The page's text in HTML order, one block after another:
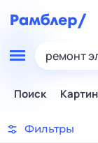
ремонт
Поиск
Фильтры